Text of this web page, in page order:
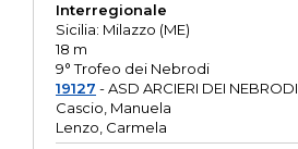
Interregionale
Sicilia: Milazzo (ME)
18 m
9° Trofeo dei Nebrodi
19127 - ASD ARCIERI DEI NEBRODI
Cascio, Manuela
Lenzo, Carmela